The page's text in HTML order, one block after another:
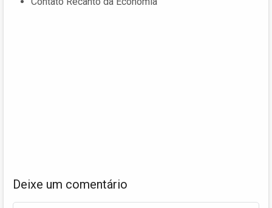
Deixe um comentário